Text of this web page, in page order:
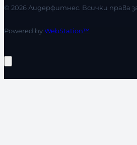
© 2026 Лидерфитнес. Всички права
Powered byWebStation™